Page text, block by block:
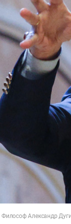
Философ Александр